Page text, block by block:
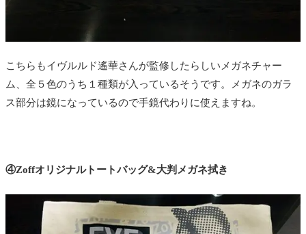
こちらもイヴルルド遙華さんが監修したらしいメガネチャー
ム、全５色のうち１種類が入っているそうです。メガネのガラ
ス部分は鏡になっているので手鏡代わりに使えますね。
④Zoffオリジナルトートバッグ&大判メガネ拭き